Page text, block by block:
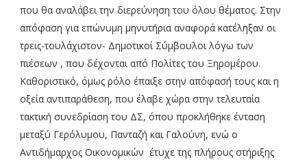
που θα αναλάβει την διερεύνηση του όλου θέματος. Στην
απόφαση για επώνυμη μηνυτήρια αναφορά κατέληξαν οι
τρεις-τουλάχιστον- Δημοτικοί Σύμβουλοι λόγω των
πιέσεων , που δέχονται από Πολίτες του Ξηρομέρου.
Καθοριστικό, όμως ρόλο έπαιξε στην απόφασή τους και η
οξεία αντιπαράθεση, που έλαβε χώρα στην τελευταία
τακτική συνεδρίαση του ΔΣ, όπου προκλήθηκε ένταση
μεταξύ Γερόλυμου, Πανταζή και Γαλούνη, ενώ ο
Αντιδήμαρχος Οικονομικών έτυχε της πλήρους στήριξης